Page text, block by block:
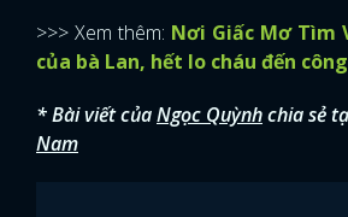
>>> Xem thêm: Nơi Giấc Mơ Tìm
của bà Lan, hết lo cháu đến
* Bài viết củaNgọc Quỳnhchia sẻ
Nam